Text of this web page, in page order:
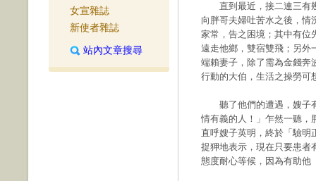
女宣雜誌
新使者雜誌
站內文章搜尋
直到最近，接二連三有幾
向胖哥夫婦吐苦水之後，情
家常，告之困境；其中有位
遠走他鄉，雙宿雙飛；另外
端賴妻子，除了需為金錢奔
行動的大伯，生活之操勞可
聽了他們的遭遇，嫂子有
情有義的人！」乍然一聽，
直呼嫂子英明，終於「驗明
捉狎地表示，現在只要患者
態度耐心等候，因為有助他